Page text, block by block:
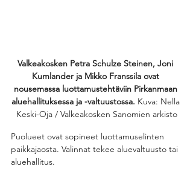
Valkeakosken Petra Schulze Steinen, Joni
Kumlander ja Mikko Franssila ovat
nousemassa luottamustehtäviin Pirkanmaan
aluehallituksessa ja -valtuustossa. Kuva: Nella
Keski-Oja / Valkeakosken Sanomien arkisto
Puolueet ovat sopineet luottamuselinten
paikkajaosta. Valinnat tekee aluevaltuusto tai
aluehallitus.